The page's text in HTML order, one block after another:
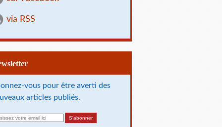
via RSS
vous pour être averti des
articles publiés.